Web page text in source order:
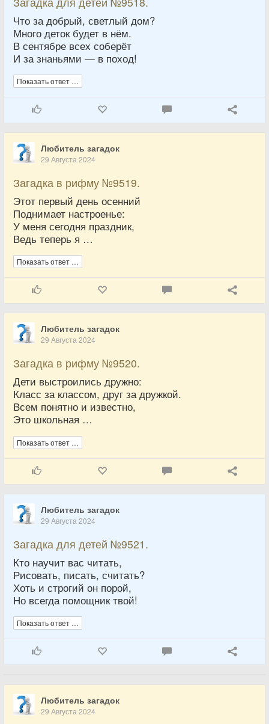
Что за добрый, светлый дом?
Много деток будет в нём.
В сентябре всех соберёт
И за знаньями — в поход!
Показать ответ …
Любитель загадок
29 Августа 2024
Загадка в рифму №9519.
Этот первый день осенний
Поднимает настроенье:
У меня сегодня праздник,
Ведь теперь я …
Показать ответ …
Любитель загадок
29 Августа 2024
Загадка в рифму №9520.
Дети выстроились дружно:
Класс за классом, друг за дружкой.
Всем понятно и известно,
Это школьная …
Показать ответ …
Любитель загадок
29 Августа 2024
Загадка для детей №9521.
Кто научит вас читать,
Рисовать, писать, считать?
Хоть и строгий он порой,
Но всегда помощник твой!
Показать ответ …
Любитель загадок
29 Августа 2024